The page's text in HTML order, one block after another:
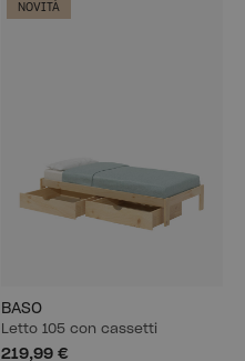
NOVITÀ
BASO
Letto 105 con cassetti
219,99 €